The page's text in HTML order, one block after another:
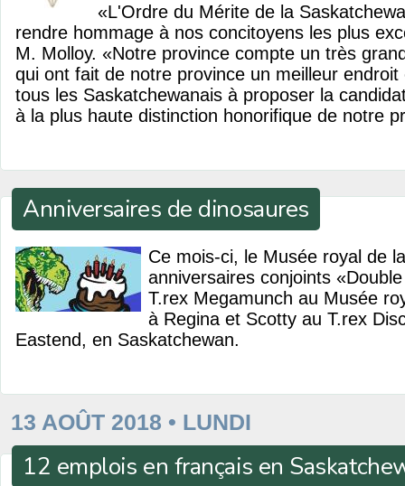
«L'Ordre du Mérite de la
rendre hommage à nos concitoyens les plus
M. Molloy. «Notre province compte un très
qui ont fait de notre province un meilleur
tous les Saskatchewanais à proposer la
à la plus haute distinction honorifique de notre
Anniversaires de dinosaures
Ce mois-ci, le Musée royal de
anniversaires conjoints
T.rex Megamunch au Musée
à Regina et Scotty au T.rex
Eastend, en Saskatchewan.
13 AOÛT 2018 • LUNDI
12 emplois en français en